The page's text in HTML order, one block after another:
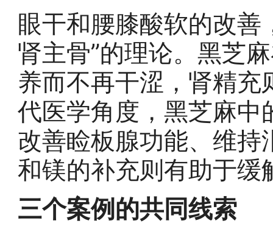
眼干和腰膝酸软的改善
肾主骨”的理论。黑芝
养而不再干涩，肾精
代医学角度，黑芝麻中
改善睑板腺功能、维
和镁的补充则有助于
三个案例的共同线索